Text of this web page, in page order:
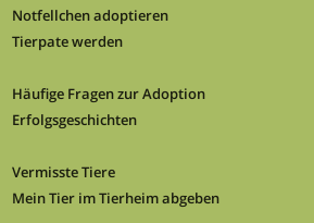
Notfellchen adoptieren
Tierpate werden
Häufige Fragen zur Adoption
Erfolgsgeschichten
Vermisste Tiere
Mein Tier im Tierheim abgeben